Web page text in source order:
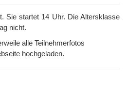
Sie startet 14 Uhr. Die Altersklasse
nicht.
alle Teilnehmerfotos
hochgeladen.